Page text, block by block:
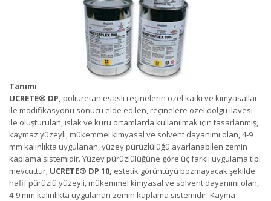
Tanımı
UCRETE® DP, poliüretan esaslı reçinelerin özel katkı ve kimyasallar
ile modifikasyonu sonucu elde edilen, reçinelere özel dolgu ilavesi
ile oluşturulan, ıslak ve kuru ortamlarda kullanılmak için tasarlanmış,
kaymaz yüzeyli, mükemmel kimyasal ve solvent dayanımı olan, 4-9
mm kalınlıkta uygulanan, yüzey pürüzlülüğü ayarlanabilen zemin
kaplama sistemidir. Yüzey pürüzlülüğüne göre üç farklı uygulama tipi
mevcuttur; UCRETE® DP 10, estetik görüntüyü bozmayacak şekilde
hafif pürüzlü yüzeyli, mükemmel kimyasal ve solvent dayanımı olan,
4-9 mm kalınlıkta uygulanan zemin kaplama sistemidir. Kayma